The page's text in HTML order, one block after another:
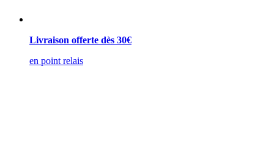
Livraison offerte dès 30€
en point relais